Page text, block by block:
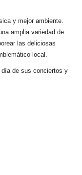
y mejor ambiente.
amplia variedad de
las deliciosas
local.
de sus conciertos y